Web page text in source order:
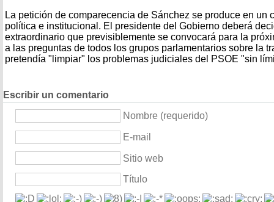
La petición de comparecencia de Sánchez se produce en un
política e institucional. El presidente del Gobierno deberá
extraordinario que previsiblemente se convocará para la
a las preguntas de todos los grupos parlamentarios sobre la
pretendía "limpiar" los problemas judiciales del PSOE "sin
Escribir un comentario
Nombre (requerido)
E-mail
Sitio web
Título